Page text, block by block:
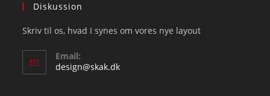
in
new
tab
in
new
new
Diskussion
Skriv til os, hvad I synes om vores nye layout
Email:
design@skak.dkOpens